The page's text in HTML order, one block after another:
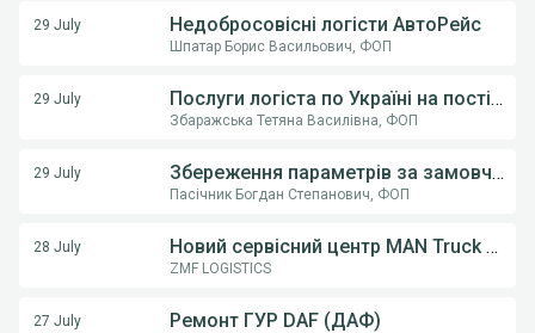
29 July Недобросовісні логісти АвтоРейс
Шпатар Борис Васильович, ФОП
29 July Послуги логіста по Україні на постійній основі .
Збаражська Тетяна Василівна, ФОП
29 July Збереження параметрів за замовчуванням (тип транспорту) у пошуку вантажів
Пасічник Богдан Степанович, ФОП
28 July Новий сервісний центр MAN Truck & Bus у Вінниці! ТОВ «Вест Тракс» — офіційний дилер MAN в Україні
ZMF LOGISTICS
27 July Ремонт ГУР DAF (ДАФ)